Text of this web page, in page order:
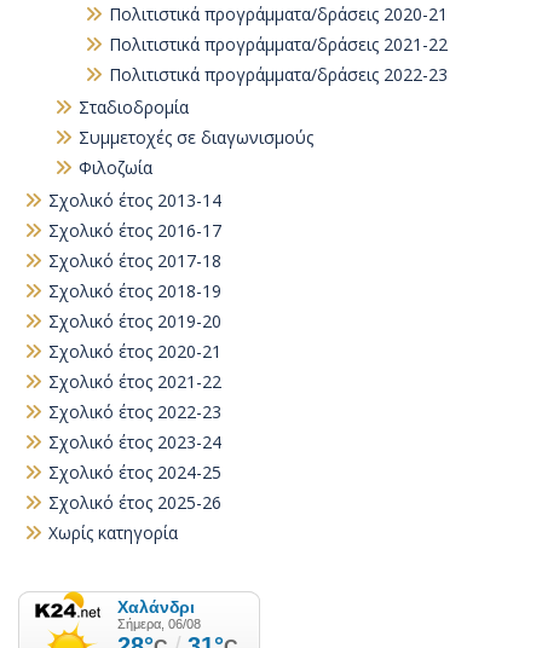
Πολιτιστικά προγράμματα/δράσεις 2020-21
Πολιτιστικά προγράμματα/δράσεις 2021-22
Πολιτιστικά προγράμματα/δράσεις 2022-23
Σταδιοδρομία
Συμμετοχές σε διαγωνισμούς
Φιλοζωία
Σχολικό έτος 2013-14
Σχολικό έτος 2016-17
Σχολικό έτος 2017-18
Σχολικό έτος 2018-19
Σχολικό έτος 2019-20
Σχολικό έτος 2020-21
Σχολικό έτος 2021-22
Σχολικό έτος 2022-23
Σχολικό έτος 2023-24
Σχολικό έτος 2024-25
Σχολικό έτος 2025-26
Χωρίς κατηγορία